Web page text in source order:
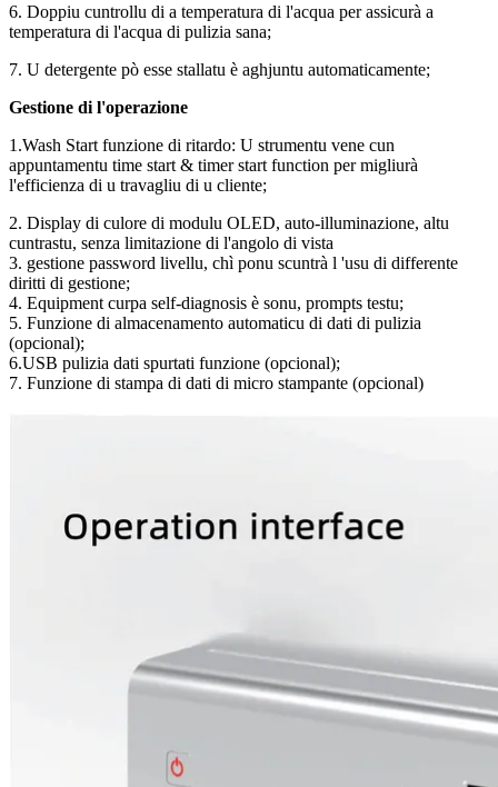
6. Doppiu cuntrollu di a temperatura di l'acqua per assicurà a
temperatura di l'acqua di pulizia sana;
7. U detergente pò esse stallatu è aghjuntu automaticamente;
Gestione di l'operazione
1.Wash Start funzione di ritardo: U strumentu vene cun
appuntamentu time start & timer start function per migliurà
l'efficienza di u travagliu di u cliente;
2. Display di culore di modulu OLED, auto-illuminazione, altu
cuntrastu, senza limitazione di l'angolo di vista
3. gestione password livellu, chì ponu scuntrà l 'usu di differente
diritti di gestione;
4. Equipment curpa self-diagnosis è sonu, prompts testu;
5. Funzione di almacenamento automaticu di dati di pulizia
(opcional);
6.USB pulizia dati spurtati funzione (opcional);
7. Funzione di stampa di dati di micro stampante (opcional)